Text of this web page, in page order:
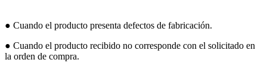
● Cuando el producto presenta defectos de fabricación.
● Cuando el producto recibido no corresponde con el solicitado en
la orden de compra.